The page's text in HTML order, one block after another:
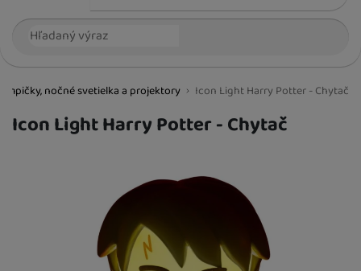
Vyhľadávanie
nočné svetielka a projektory Icon Light Harry Potter - Chytač
Icon Light Harry Potter - Chytač